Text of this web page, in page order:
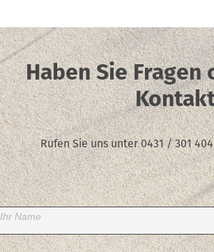
Haben Sie
Rufen Sie uns unter 0431 / 301
Ihr Name